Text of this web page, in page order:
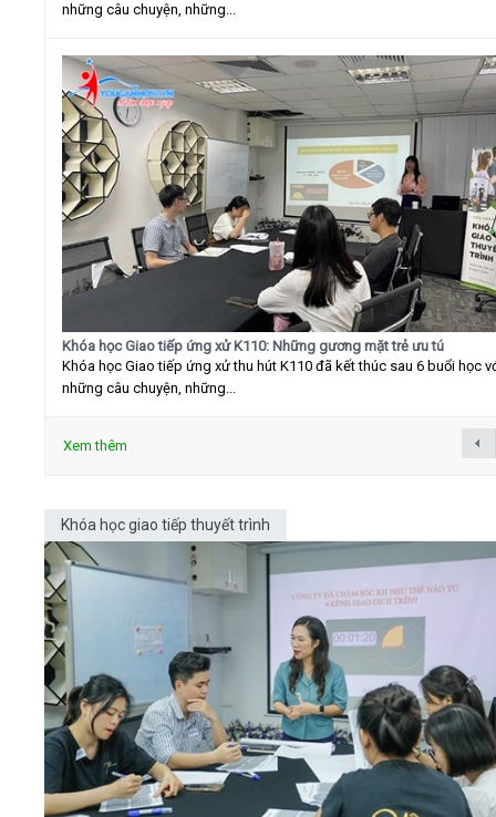
những câu chuyện, những...
Khóa học Giao tiếp ứng xử K110: Những gương mặt trẻ ưu tú
Khóa học Giao tiếp ứng xử thu hút K110 đã kết thúc sau 6 buổi học
những câu chuyện, những...
Xem thêm
Khóa học giao tiếp thuyết trình